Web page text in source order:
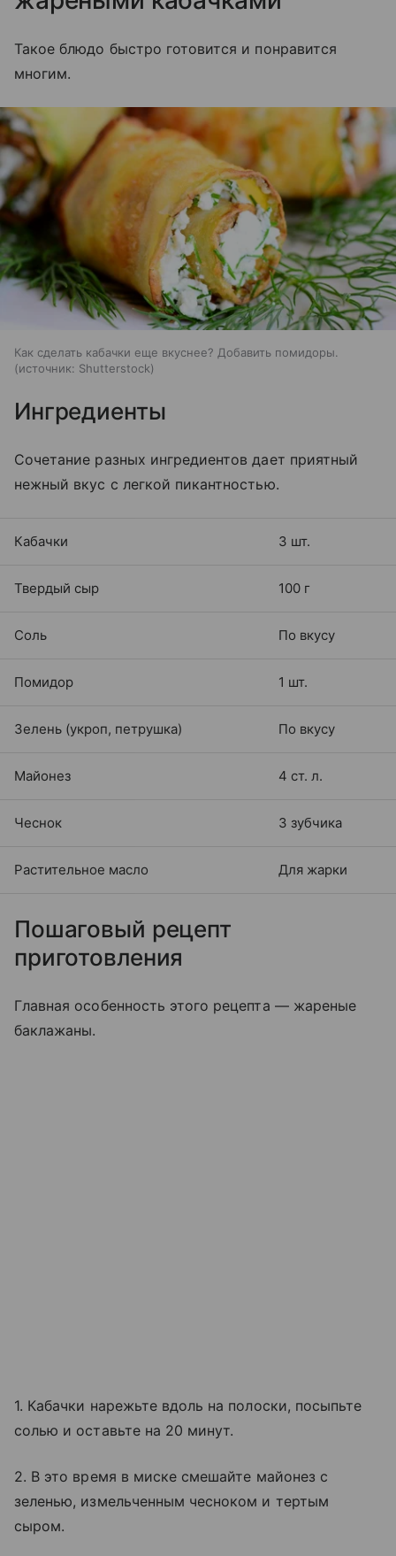
Такое блюдо быстро готовится и понравится
многим.
Как сделать кабачки еще вкуснее? Добавить помидоры.
источник: Shutterstock
Ингредиенты
Сочетание разных ингредиентов дает приятный
нежный вкус с легкой пикантностью.
Кабачки 3 шт.
Твердый сыр 100 г
Соль По вкусу
Помидор 1 шт.
Зелень (укроп, петрушка) По вкусу
Майонез 4 ст. л.
Чеснок 3 зубчика
Растительное масло Для жарки
Пошаговый рецепт
приготовления
Главная особенность этого рецепта — жареные
баклажаны.
1. Кабачки нарежьте вдоль на полоски, посыпьте
солью и оставьте на 20 минут.
2. В это время в миске смешайте майонез с
зеленью, измельченным чесноком и тертым
сыром.